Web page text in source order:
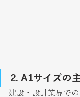
2. A1サイズの
建設・設計業界で